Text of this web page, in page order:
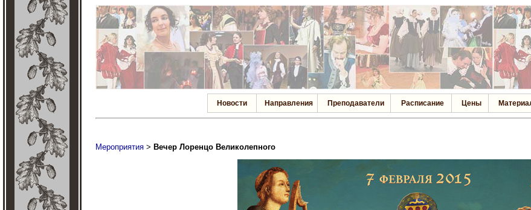
Новости Направления Преподаватели Расписание Цены
Мероприятия > Вечер Лоренцо Великолепного